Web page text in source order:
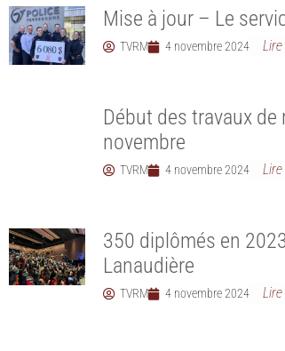
Mise à jour – Le
TVRM 4 novembre 2024
Début des travaux
novembre
TVRM 4 novembre 2024
350 diplômés en
Lanaudière
TVRM 4 novembre 2024